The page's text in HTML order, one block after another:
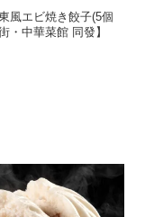
風エビ焼き餃子(5個
・中華菜館 同發】